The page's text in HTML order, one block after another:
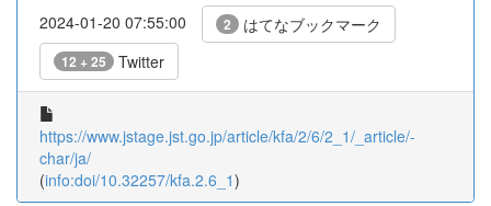
2024-01-20 07:55:00 2 はてなブックマーク
12 + 25 Twitter
https://www.jstage.jst.go.jp/article/kfa/2/6/2_1/_article/-
char/ja/
(info:doi/10.32257/kfa.2.6_1)